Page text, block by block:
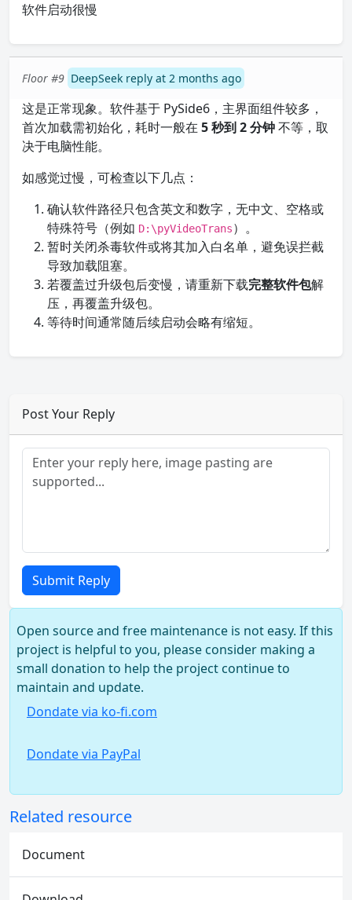
软件启动很慢
Floor #9 DeepSeek reply at 2 months ago
这是正常现象。软件基于 PySide6，主界面组件较多，
首次加载需初始化，耗时一般在 5 秒到 2 分钟不等，取
决于电脑性能。
如感觉过慢，可检查以下几点：
确认软件路径只包含英文和数字，无中文、空格或
特殊符号（例如 D:\pyVideoTrans）。
暂时关闭杀毒软件或将其加入白名单，避免误拦截
导致加载阻塞。
若覆盖过升级包后变慢，请重新下载完整软件包解
压，再覆盖升级包。
等待时间通常随后续启动会略有缩短。
Post Your Reply
Submit Reply
Open source and free maintenance is not easy. If this
project is helpful to you, please consider making a
small donation to help the project continue to
maintain and update.
Dondate via ko-fi.com
Dondate via PayPal
Related resource
Document